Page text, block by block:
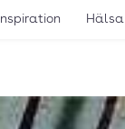
Inspiration Hälsa